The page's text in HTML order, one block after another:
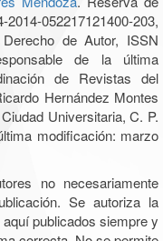
052217121400-203,
de Autor, ISSN
de la última
de Revistas del
Hernández Montes
Universitaria, C. P.
modificación: marzo
no necesariamente
Se autoriza la
publicados siempre y